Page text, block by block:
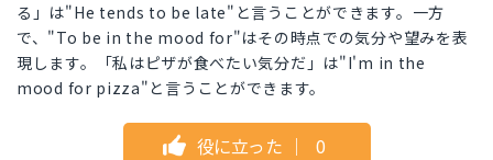
る」は"He tends to be late"と言うことができます。一方
で、"To be in the mood for"はその時点での気分や望みを表
現します。「私はピザが食べたい気分だ」は"I'm in the
mood for pizza"と言うことができます。
役に立った ｜ 0